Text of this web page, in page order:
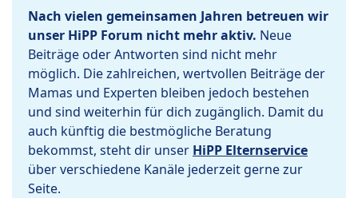
Nach vielen gemeinsamen Jahren betreuen wir
unser HiPP Forum nicht mehr aktiv. Neue
Beiträge oder Antworten sind nicht mehr
möglich. Die zahlreichen, wertvollen Beiträge der
Mamas und Experten bleiben jedoch bestehen
und sind weiterhin für dich zugänglich. Damit du
auch künftig die bestmögliche Beratung
bekommst, steht dir unser HiPP Elternservice
über verschiedene Kanäle jederzeit gerne zur
Seite.